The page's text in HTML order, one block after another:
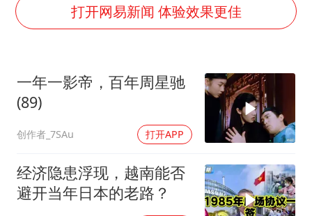
曝美拒绝乌增购“爱国者”导弹请求
改名后的“青海拉面”店
女孩南太行山失联超11天 直击搜寻
中国女篮热身赛7日将战尼日利亚
东方之约 相约未来
打开网易新闻 体验效果更佳
一年一影帝，百年周星驰
(89)
创作者_7SAu 打开APP
经济隐患浮现，越南能否
避开当年日本的老路？